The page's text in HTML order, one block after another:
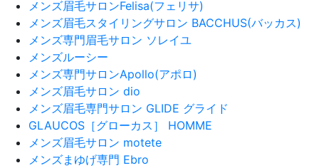
メンズ眉毛サロンFelisa(フェリサ)
メンズ眉毛スタイリングサロン BACCHUS(バッカス)
メンズ専門眉毛サロン ソレイユ
メンズルーシー
メンズ専門サロンApollo(アポロ)
メンズ眉毛サロン dio
メンズ眉毛専門サロン GLIDE グライド
GLAUCOS［グローカス］ HOMME
メンズ眉毛サロン motete
メンズまゆげ専門 Ebro